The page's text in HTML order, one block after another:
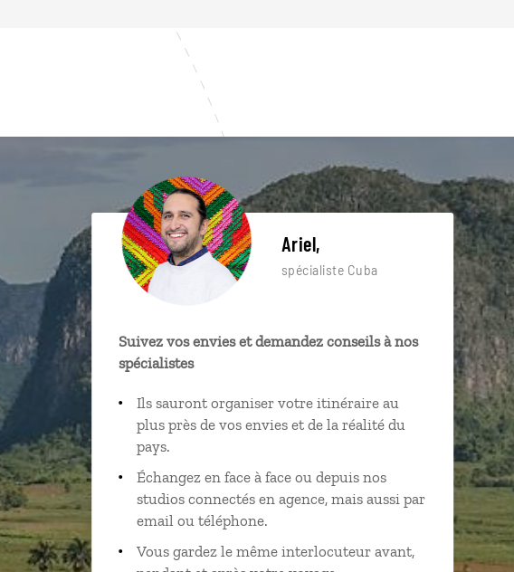
Ariel,
spécialiste Cuba
Suivez vos envies et demandez conseils à nos
spécialistes
Ils sauront organiser votre itinéraire au
plus près de vos envies et de la réalité du
pays.
Échangez en face à face ou depuis nos
studios connectés en agence, mais aussi par
email ou téléphone.
Vous gardez le même interlocuteur avant,